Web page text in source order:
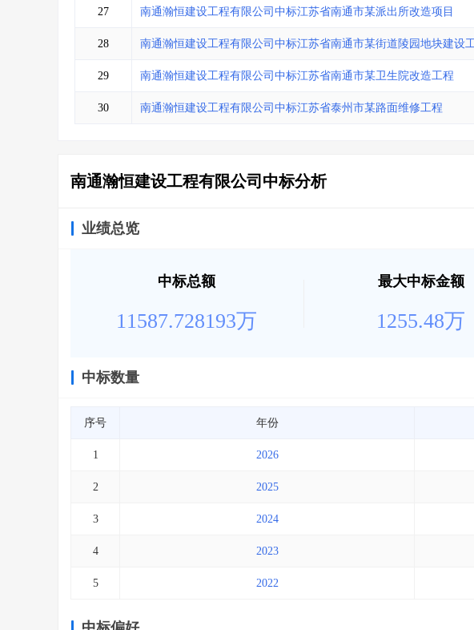
27 南通瀚恒建设工程有限公司中标江苏省南通市某派出所改造项目
28 南通瀚恒建设工程有限公司中标江苏省南通市某街道陵园地块建设
29 南通瀚恒建设工程有限公司中标江苏省南通市某卫生院改造工程
30 南通瀚恒建设工程有限公司中标江苏省泰州市某路面维修工程
南通瀚恒建设工程有限公司中标分析
业绩总览
中标总额
11587.728193万
最大中标金额
1255.48万
中标数量
序号 年份
1 2026
2 2025
3 2024
4 2023
5 2022